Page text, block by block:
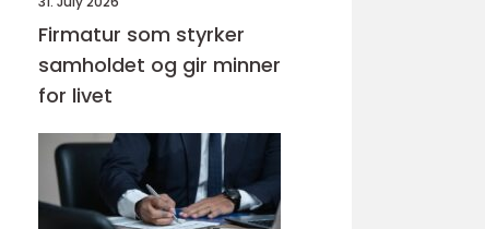
Firmatur som styrker
samholdet og gir minner
for livet